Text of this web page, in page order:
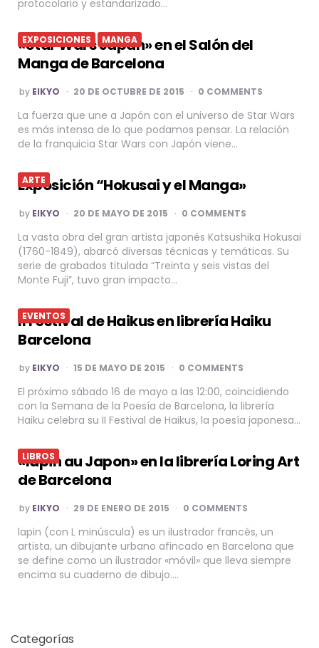
protocolario y estandarizado…
EXPOSICIONES MANGA
«Star Wars Japan» en el Salón del
Manga de Barcelona
POSTED
BY
by EIKYO 20 DE OCTUBRE DE 2015 0 COMMENTS
La fuerza que une a Japón con el universo de Star Wars
es más intensa de lo que podamos pensar. La relación
de la franquicia Star Wars con Japón viene…
ARTE
Exposición “Hokusai y el Manga»
POSTED
BY
by EIKYO 20 DE MAYO DE 2015 0 COMMENTS
La vasta obra del gran artista japonés Katsushika Hokusai
(1760-1849), abarcó diversas técnicas y temáticas. Su
serie de grabados titulada “Treinta y seis vistas del
Monte Fuji”, tuvo gran impacto…
EVENTOS
II Festival de Haikus en librería Haiku
Barcelona
POSTED
BY
by EIKYO 15 DE MAYO DE 2015 0 COMMENTS
El próximo sábado 16 de mayo a las 12:00, coincidiendo
con la Semana de la Poesía de Barcelona, la librería
Haiku celebra su II Festival de Haikus, la poesía japonesa…
LIBROS
«lapin au Japon» en la librería Loring Art
de Barcelona
POSTED
BY
by EIKYO 29 DE ENERO DE 2015 0 COMMENTS
lapin (con L minúscula) es un ilustrador francés, un
artista, un dibujante urbano afincado en Barcelona que
se define como un ilustrador «móvil» que lleva siempre
encima su cuaderno de dibujo….
Categorías